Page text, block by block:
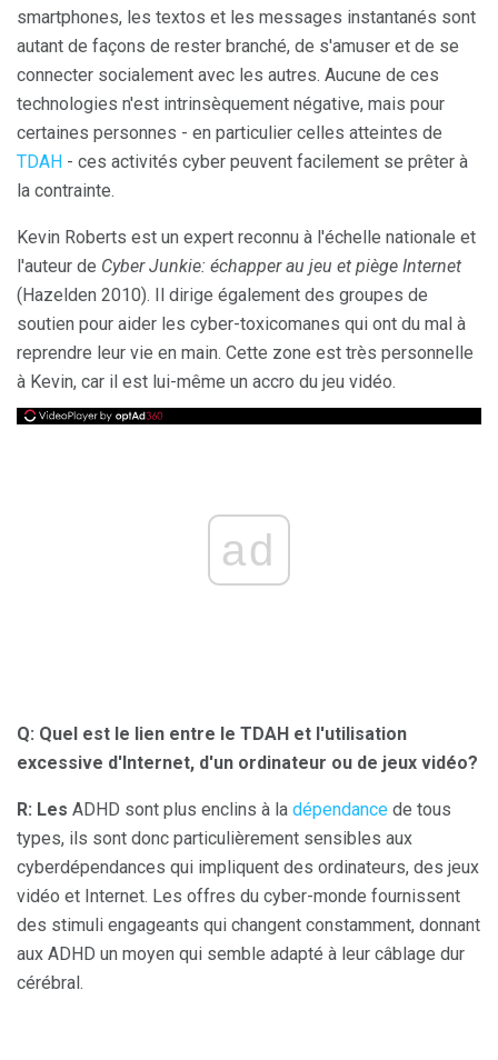
smartphones, les textos et les messages instantanés sont
autant de façons de rester branché, de s'amuser et de se
connecter socialement avec les autres. Aucune de ces
technologies n'est intrinsèquement négative, mais pour
certaines personnes - en particulier celles atteintes de
TDAH - ces activités cyber peuvent facilement se prêter à
la contrainte.
Kevin Roberts est un expert reconnu à l'échelle nationale et
l'auteur de Cyber ​​Junkie: échapper au jeu et piège Internet
(Hazelden 2010). Il dirige également des groupes de
soutien pour aider les cyber-toxicomanes qui ont du mal à
reprendre leur vie en main. Cette zone est très personnelle
à Kevin, car il est lui-même un accro du jeu vidéo.
ad
Q: Quel est le lien entre le TDAH et l'utilisation
excessive d'Internet, d'un ordinateur ou de jeux vidéo?
R: Les ADHD sont plus enclins à la dépendance de tous
types, ils sont donc particulièrement sensibles aux
cyberdépendances qui impliquent des ordinateurs, des jeux
vidéo et Internet. Les offres du cyber-monde fournissent
des stimuli engageants qui changent constamment, donnant
aux ADHD un moyen qui semble adapté à leur câblage dur
cérébral.